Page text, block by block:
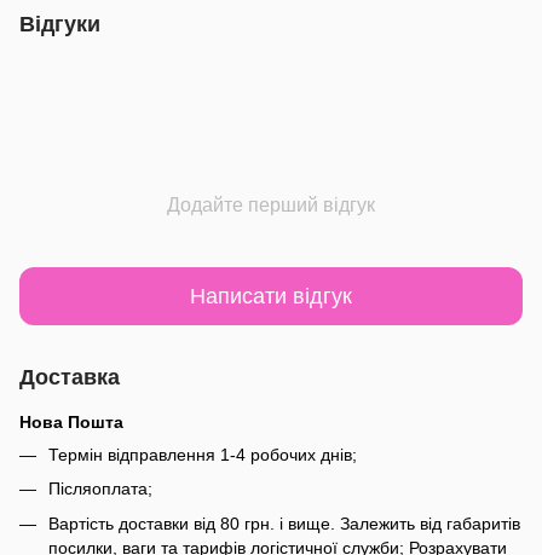
Відгуки
Додайте перший відгук
Написати відгук
Доставка
Нова Пошта
Термін відправлення 1-4 робочих днів;
Післяоплата;
Вартість доставки від 80 грн. і вище. Залежить від габаритів
посилки, ваги та тарифів логістичної служби; Розрахувати